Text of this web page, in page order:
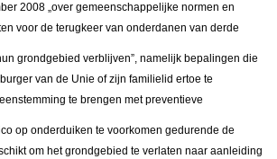
2008 „over gemeenschappelijke normen en
voor de terugkeer van onderdanen van derde
grondgebied verblijven”, namelijk bepalingen die
van de Unie of zijn familielid ertoe te
te brengen met preventieve
op onderduiken te voorkomen gedurende de
om het grondgebied te verlaten naar aanleiding